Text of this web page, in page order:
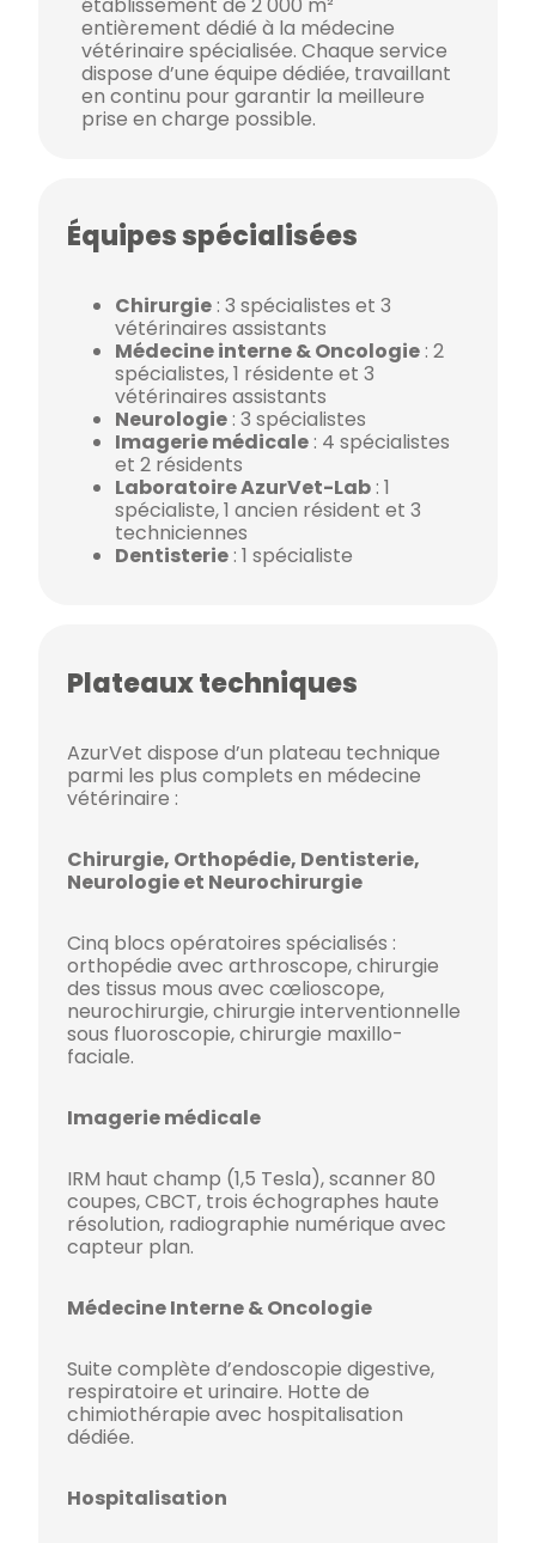
entièrement dédié à la médecine
vétérinaire spécialisée. Chaque service
dispose d’une équipe dédiée, travaillant
en continu pour garantir la meilleure
prise en charge possible.
Équipes spécialisées
Chirurgie : 3 spécialistes et 3
vétérinaires assistants
Médecine interne & Oncologie : 2
spécialistes, 1 résidente et 3
vétérinaires assistants
Neurologie : 3 spécialistes
Imagerie médicale : 4 spécialistes
et 2 résidents
Laboratoire AzurVet-Lab : 1
spécialiste, 1 ancien résident et 3
techniciennes
Dentisterie : 1 spécialiste
Plateaux techniques
AzurVet dispose d’un plateau technique
parmi les plus complets en médecine
vétérinaire :
Chirurgie, Orthopédie, Dentisterie,
Neurologie et Neurochirurgie
Cinq blocs opératoires spécialisés :
orthopédie avec arthroscope, chirurgie
des tissus mous avec cœlioscope,
neurochirurgie, chirurgie interventionnelle
sous fluoroscopie, chirurgie maxillo-
faciale.
Imagerie médicale
IRM haut champ (1,5 Tesla), scanner 80
coupes, CBCT, trois échographes haute
résolution, radiographie numérique avec
capteur plan.
Médecine Interne & Oncologie
Suite complète d’endoscopie digestive,
respiratoire et urinaire. Hotte de
chimiothérapie avec hospitalisation
dédiée.
Hospitalisation